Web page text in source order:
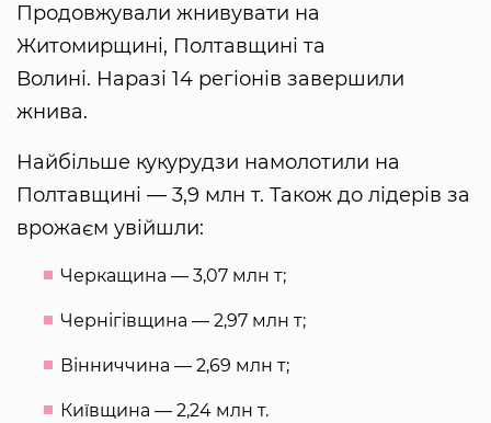
Продовжували жнивувати на
Житомирщині, Полтавщині та
Волині. Наразі 14 регіонів завершили
жнива.
Найбільше кукурудзи намолотили на
Полтавщині — 3,9 млн т. Також до лідерів за
врожаєм увійшли:
Черкащина — 3,07 млн т;
Чернігівщина — 2,97 млн т;
Вінниччина — 2,69 млн т;
Київщина — 2,24 млн т.